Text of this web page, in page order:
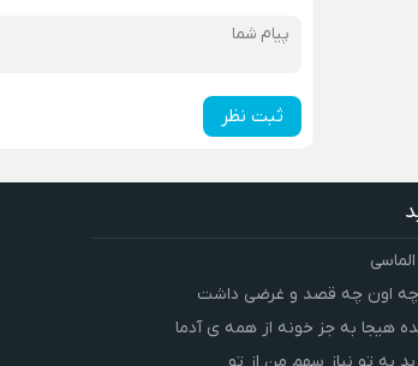
ثبت نظر
چه اون چه قصد و غرضی داشت
هیجا به جز خونه از همه ی آدما